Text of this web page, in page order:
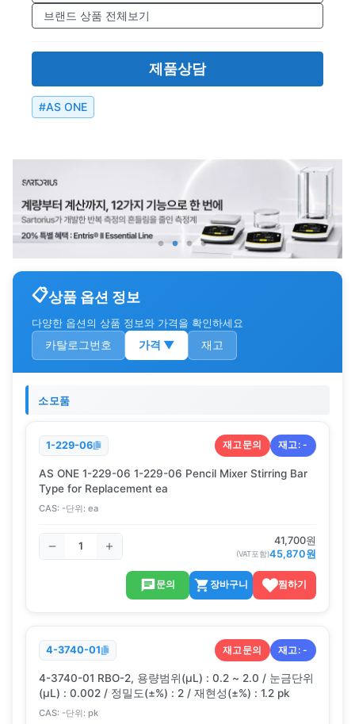
브랜드 상품 전체보기
제품상담
#AS ONE
상품 옵션 정보
다양한 옵션의 상품 정보와 가격을 확인하세요
카탈로그번호 가격 ▼ 재고
소모품
1-229-06 재고문의 재고:-
AS ONE 1-229-06 1-229-06 Pencil Mixer Stirring Bar
Type for Replacement ea
CAS: -단위: ea
41,700원
(VAT포함)45,870원
문의 장바구니 찜하기
4-3740-01 재고문의 재고:-
4-3740-01 RBO-2, 용량범위(μL) : 0.2 ~ 2.0 / 눈금단위
(μL) : 0.002 / 정밀도(±%) : 2 / 재현성(±%) : 1.2 pk
CAS: -단위: pk